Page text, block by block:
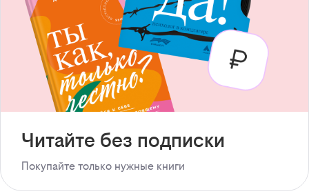
Читайте без подписки
Покупайте только нужные книги